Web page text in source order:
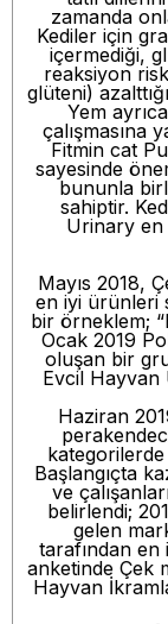
zamanda
Kediler için
içermediği,
reaksiyon
glüteni)
Yem
çalışmasına
Fitmin cat
sayesinde
bununla
sahiptir.
Urinary en
Mayıs 2018,
en iyi ürünleri
bir örneklem;
Ocak 2019
oluşan bir
Evcil Hayvan
Haziran
Başlangıçta
ve
belirlendi;
gelen
tarafından
anketinde Çek
Hayvan